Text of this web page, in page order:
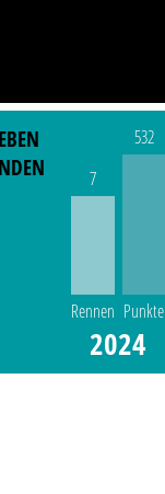
7
Rennen
532
Punkte
2024